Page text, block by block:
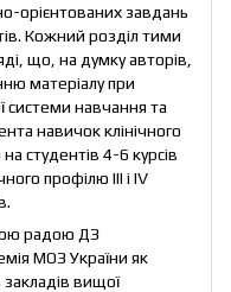
орієнтованих завдань
Кожний розділ тими
що, на думку авторів,
матеріалу при
системи навчання та
навичок клінічного
студентів 4-6 курсів
профілю III і IV
радою ДЗ
МОЗ України як
закладів вищої